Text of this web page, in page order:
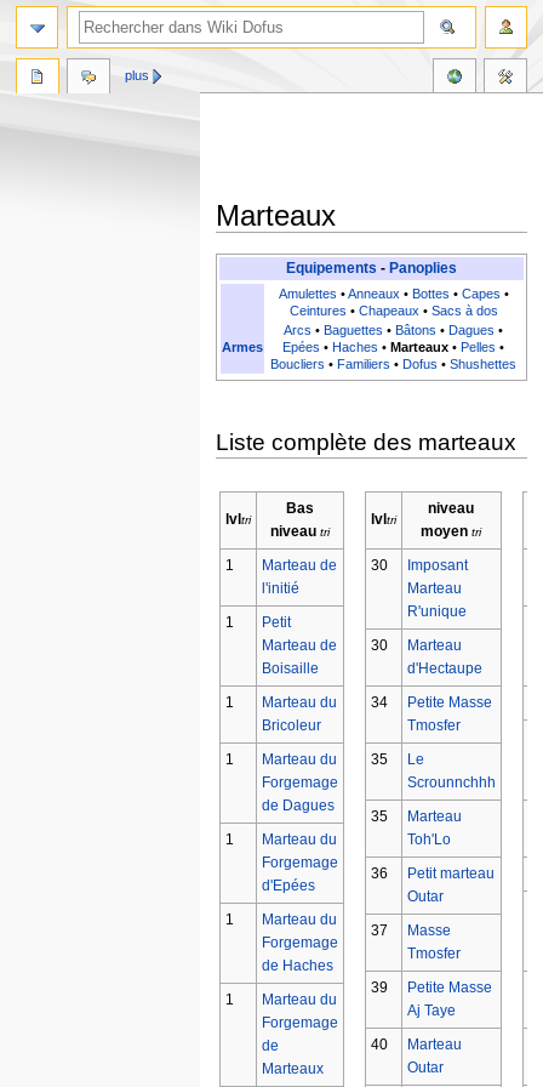
Marteaux
à
navigation
à
Equipements - Panoplies
Amulettes •Anneaux • Bottes • Capes •
Ceintures • Chapeaux • Sacs à dos
Armes
Arcs •Baguettes •Bâtons •Dagues •
Epées •Haches •Marteaux •Pelles •
Boucliers •Familiers •Dofus •Shushettes
Liste complète des marteaux
lvl
Bas
niveau
1
Marteau de
l'initié
1
Petit
Marteau de
Boisaille
1
Marteau du
Bricoleur
1
Marteau du
Forgemage
de Dagues
1
Marteau du
Forgemage
d'Epées
1
Marteau du
Forgemage
de Haches
1
Marteau du
Forgemage
de
Marteaux
lvl
niveau
moyen
30
Imposant
Marteau
R'unique
30
Marteau
d'Hectaupe
34
Petite Masse
Tmosfer
35
Le
Scrounnchhh
35
Marteau
Toh'Lo
36
Petit marteau
Outar
37
Masse
Tmosfer
39
Petite Masse
Aj Taye
40
Marteau
Outar
plus